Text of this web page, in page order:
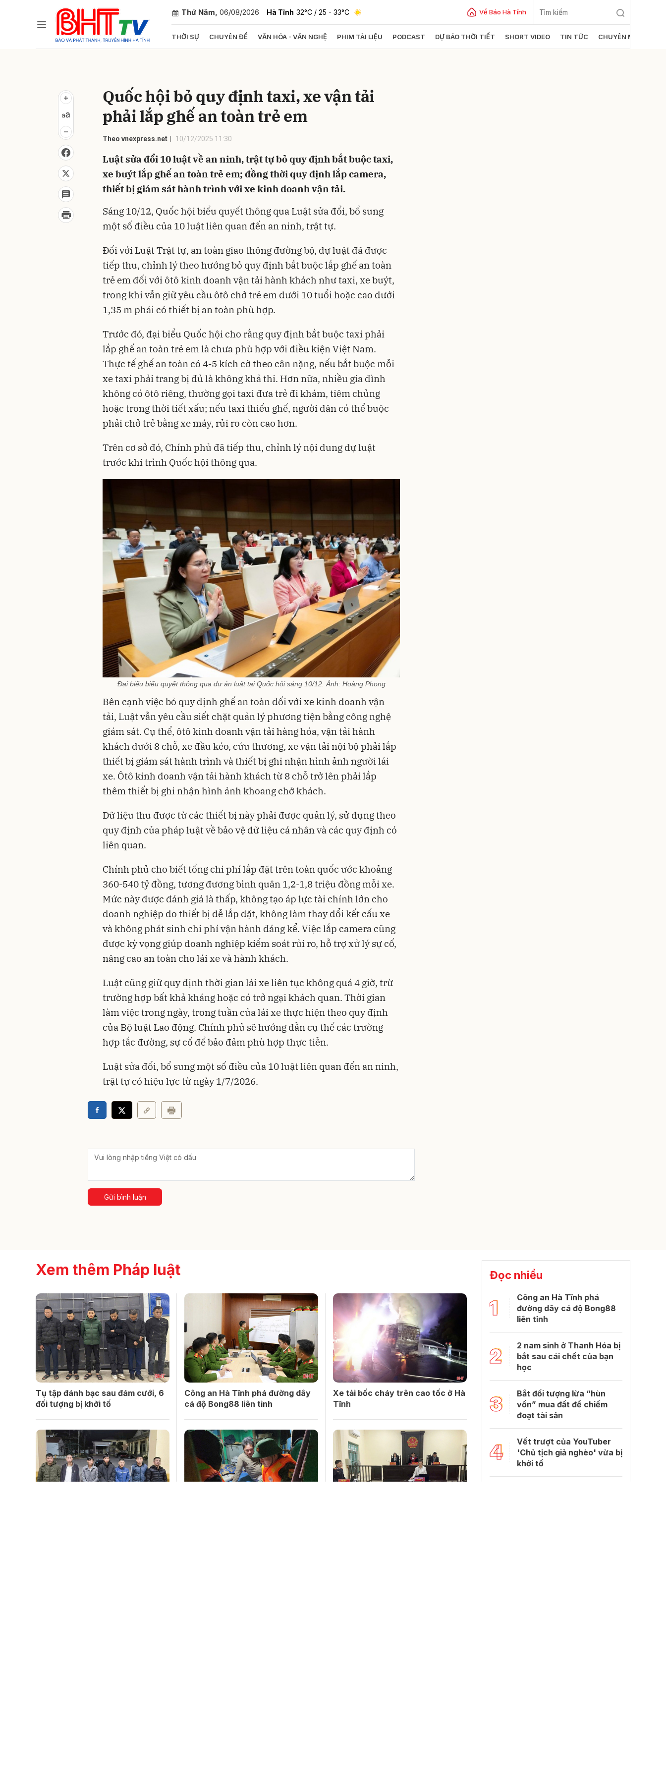
Thứ Năm, 06/08/2026 Hà Tĩnh 32°C / 25 - 33°C Về Báo Hà Tĩnh
THỜI SỰ CHUYÊN ĐỀ VĂN HÓA - VĂN NGHỆ PHIM TÀI LIỆU PODCAST DỰ BÁO THỜI TIẾT SHORT VIDEO TIN TỨC CHUYÊN MỤC
Quốc hội bỏ quy định taxi, xe vận tải
phải lắp ghế an toàn trẻ em
Theo vnexpress.net 10/12/2025 11:30
Luật sửa đổi 10 luật về an ninh, trật tự bỏ quy định bắt buộc taxi,
xe buýt lắp ghế an toàn trẻ em; đồng thời quy định lắp camera,
thiết bị giám sát hành trình với xe kinh doanh vận tải.
Sáng 10/12, Quốc hội biểu quyết thông qua Luật sửa đổi, bổ sung
một số điều của 10 luật liên quan đến an ninh, trật tự.
Đối với Luật Trật tự, an toàn giao thông đường bộ, dự luật đã được
tiếp thu, chỉnh lý theo hướng bỏ quy định bắt buộc lắp ghế an toàn
trẻ em đối với ôtô kinh doanh vận tải hành khách như taxi, xe buýt,
trong khi vẫn giữ yêu cầu ôtô chở trẻ em dưới 10 tuổi hoặc cao dưới
1,35 m phải có thiết bị an toàn phù hợp.
Trước đó, đại biểu Quốc hội cho rằng quy định bắt buộc taxi phải
lắp ghế an toàn trẻ em là chưa phù hợp với điều kiện Việt Nam.
Thực tế ghế an toàn có 4-5 kích cỡ theo cân nặng, nếu bắt buộc mỗi
xe taxi phải trang bị đủ là không khả thi. Hơn nữa, nhiều gia đình
không có ôtô riêng, thường gọi taxi đưa trẻ đi khám, tiêm chủng
hoặc trong thời tiết xấu; nếu taxi thiếu ghế, người dân có thể buộc
phải chở trẻ bằng xe máy, rủi ro còn cao hơn.
Trên cơ sở đó, Chính phủ đã tiếp thu, chỉnh lý nội dung dự luật
trước khi trình Quốc hội thông qua.
Đại biểu biểu quyết thông qua dự án luật tại Quốc hội sáng 10/12. Ảnh: Hoàng Phong
Bên cạnh việc bỏ quy định ghế an toàn đối với xe kinh doanh vận
tải, Luật vẫn yêu cầu siết chặt quản lý phương tiện bằng công nghệ
giám sát. Cụ thể, ôtô kinh doanh vận tải hàng hóa, vận tải hành
khách dưới 8 chỗ, xe đầu kéo, cứu thương, xe vận tải nội bộ phải lắp
thiết bị giám sát hành trình và thiết bị ghi nhận hình ảnh người lái
xe. Ôtô kinh doanh vận tải hành khách từ 8 chỗ trở lên phải lắp
thêm thiết bị ghi nhận hình ảnh khoang chở khách.
Dữ liệu thu được từ các thiết bị này phải được quản lý, sử dụng theo
quy định của pháp luật về bảo vệ dữ liệu cá nhân và các quy định có
liên quan.
Chính phủ cho biết tổng chi phí lắp đặt trên toàn quốc ước khoảng
360-540 tỷ đồng, tương đương bình quân 1,2-1,8 triệu đồng mỗi xe.
Mức này được đánh giá là thấp, không tạo áp lực tài chính lớn cho
doanh nghiệp do thiết bị dễ lắp đặt, không làm thay đổi kết cấu xe
và không phát sinh chi phí vận hành đáng kể. Việc lắp camera cũng
được kỳ vọng giúp doanh nghiệp kiểm soát rủi ro, hỗ trợ xử lý sự cố,
nâng cao an toàn cho lái xe và hành khách.
Luật cũng giữ quy định thời gian lái xe liên tục không quá 4 giờ, trừ
trường hợp bất khả kháng hoặc có trở ngại khách quan. Thời gian
làm việc trong ngày, trong tuần của lái xe thực hiện theo quy định
của Bộ luật Lao động. Chính phủ sẽ hướng dẫn cụ thể các trường
hợp tắc đường, sự cố để bảo đảm phù hợp thực tiễn.
Luật sửa đổi, bổ sung một số điều của 10 luật liên quan đến an ninh,
trật tự có hiệu lực từ ngày 1/7/2026.
Gửi bình luận
Xem thêm Pháp luật
Tụ tập đánh bạc sau đám cưới, 6
đối tượng bị khởi tố
Công an Hà Tĩnh phá đường dây
cá độ Bong88 liên tỉnh
Xe tải bốc cháy trên cao tốc ở Hà
Tĩnh
Đọc nhiều
1
Công an Hà Tĩnh phá
đường dây cá độ Bong88
liên tỉnh
2
2 nam sinh ở Thanh Hóa bị
bắt sau cái chết của bạn
học
3
Bắt đối tượng lừa “hùn
vốn” mua đất để chiếm
đoạt tài sản
4
Vết trượt của YouTuber
'Chủ tịch giả nghèo' vừa bị
khởi tố
Gửi bình luận
Hủy